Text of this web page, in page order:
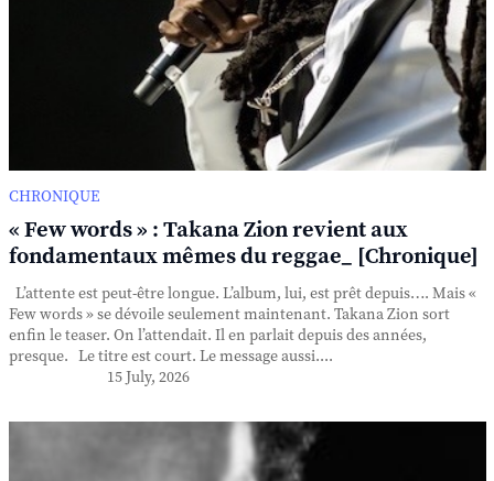
CHRONIQUE
« Few words » : Takana Zion revient aux
fondamentaux mêmes du reggae_ [Chronique]
L’attente est peut-être longue. L’album, lui, est prêt depuis…. Mais «
Few words » se dévoile seulement maintenant. Takana Zion sort
enfin le teaser. On l’attendait. Il en parlait depuis des années,
presque. Le titre est court. Le message aussi....
15 July, 2026